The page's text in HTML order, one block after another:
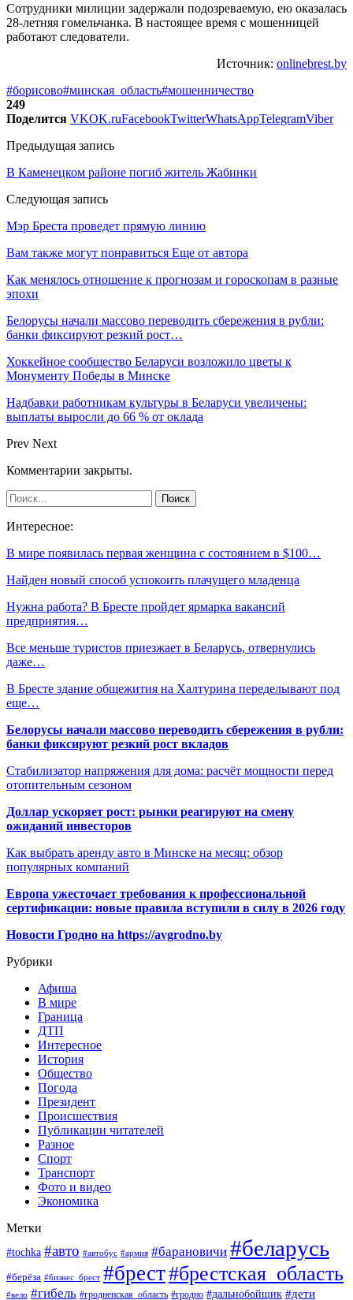
Сотрудники милиции задержали подозреваемую, ею оказалась
28-летняя гомельчанка. В настоящее время с мошенницей
работают следователи.
Источник: onlinebrest.by
#борисово#минская_область#мошенничество
249
Поделится VKOK.ruFacebookTwitterWhatsAppTelegramViber
Предыдущая запись
В Каменецком районе погиб житель Жабинки
Следующая запись
Мэр Бреста проведет прямую линию
Вам также могут понравиться Еще от автора
Как менялось отношение к прогнозам и гороскопам в разные
эпохи
Белорусы начали массово переводить сбережения в рубли:
банки фиксируют резкий рост…
Хоккейное сообщество Беларуси возложило цветы к
Монументу Победы в Минске
Надбавки работникам культуры в Беларуси увеличены:
выплаты выросли до 66 % от оклада
Prev Next
Комментарии закрыты.
Интересное:
В мире появилась первая женщина с состоянием в $100…
Найден новый способ успокоить плачущего младенца
Нужна работа? В Бресте пройдет ярмарка вакансий
предприятия…
Все меньше туристов приезжает в Беларусь, отвернулись
даже…
В Бресте здание общежития на Халтурина переделывают под
еще…
Белорусы начали массово переводить сбережения в рубли:
банки фиксируют резкий рост вкладов
Стабилизатор напряжения для дома: расчёт мощности перед
отопительным сезоном
Доллар ускоряет рост: рынки реагируют на смену
ожиданий инвесторов
Как выбрать аренду авто в Минске на месяц: обзор
популярных компаний
Европа ужесточает требования к профессиональной
сертификации: новые правила вступили в силу в 2026 году
Новости Гродно на https://avgrodno.by
Рубрики
Афиша
В мире
Граница
ДТП
Интересное
История
Общество
Погода
Президент
Происшествия
Публикации читателей
Разное
Спорт
Транспорт
Фото и видео
Экономика
Метки
#tochka #авто #автобус #армия #барановичи #беларусь
#берёза #бизнес_брест #брест#брестская_область
#вело #гибель #гродненская_область #гродно #дальнобойщик #дети